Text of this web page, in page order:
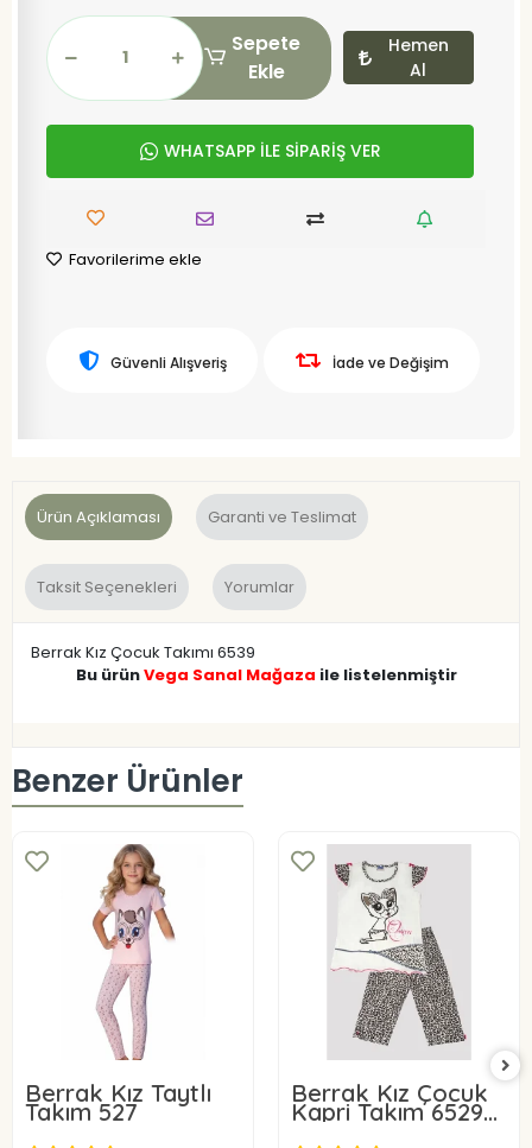
Sepete
Ekle
Hemen
Al
WHATSAPP İLE SİPARİŞ VER
Favorilerime ekle
Güvenli Alışveriş İade ve Değişim
Ürün Açıklaması Garanti ve Teslimat
Taksit Seçenekleri Yorumlar
Berrak Kız Çocuk Takımı 6539
Bu ürünVega Sanal Mağaza ile listelenmiştir
Benzer Ürünler
Berrak Kız Taytlı
Takım 527
Berrak Kız Çocuk
Kapri Takım 6529
Ekru 2